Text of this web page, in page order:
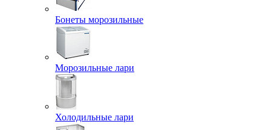
Бонеты морозильные
Морозильные лари
Холодильные лари